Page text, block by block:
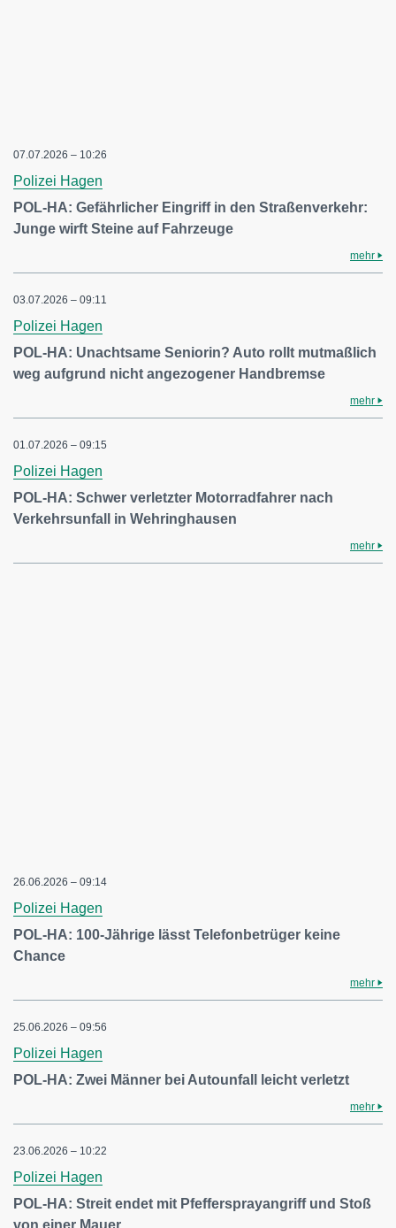
07.07.2026 – 10:26
Polizei Hagen
POL-HA: Gefährlicher Eingriff in den Straßenverkehr:
Junge wirft Steine auf Fahrzeuge
mehr
03.07.2026 – 09:11
Polizei Hagen
POL-HA: Unachtsame Seniorin? Auto rollt mutmaßlich
weg aufgrund nicht angezogener Handbremse
mehr
01.07.2026 – 09:15
Polizei Hagen
POL-HA: Schwer verletzter Motorradfahrer nach
Verkehrsunfall in Wehringhausen
mehr
26.06.2026 – 09:14
Polizei Hagen
POL-HA: 100-Jährige lässt Telefonbetrüger keine
Chance
mehr
25.06.2026 – 09:56
Polizei Hagen
POL-HA: Zwei Männer bei Autounfall leicht verletzt
mehr
23.06.2026 – 10:22
Polizei Hagen
POL-HA: Streit endet mit Pfeffersprayangriff und Stoß
von einer Mauer